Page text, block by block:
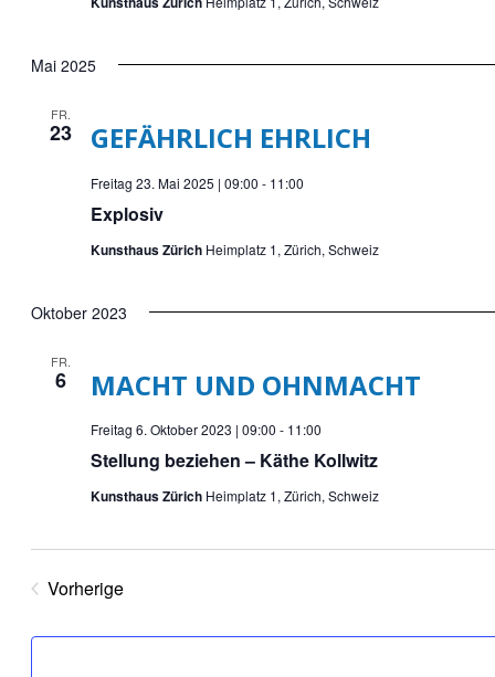
Mai 2025
FR.
23
Explosiv
GEFÄHRLICH EHRLICH
Freitag 23. Mai 2025 | 09:00 - 11:00
Kunsthaus Zürich Heimplatz 1, Zürich, Schweiz
Oktober 2023
FR.
6
Stellung beziehen – Käthe Kollwitz
MACHT UND OHNMACHT
Freitag 6. Oktober 2023 | 09:00 - 11:00
Kunsthaus Zürich Heimplatz 1, Zürich, Schweiz
Vorherige